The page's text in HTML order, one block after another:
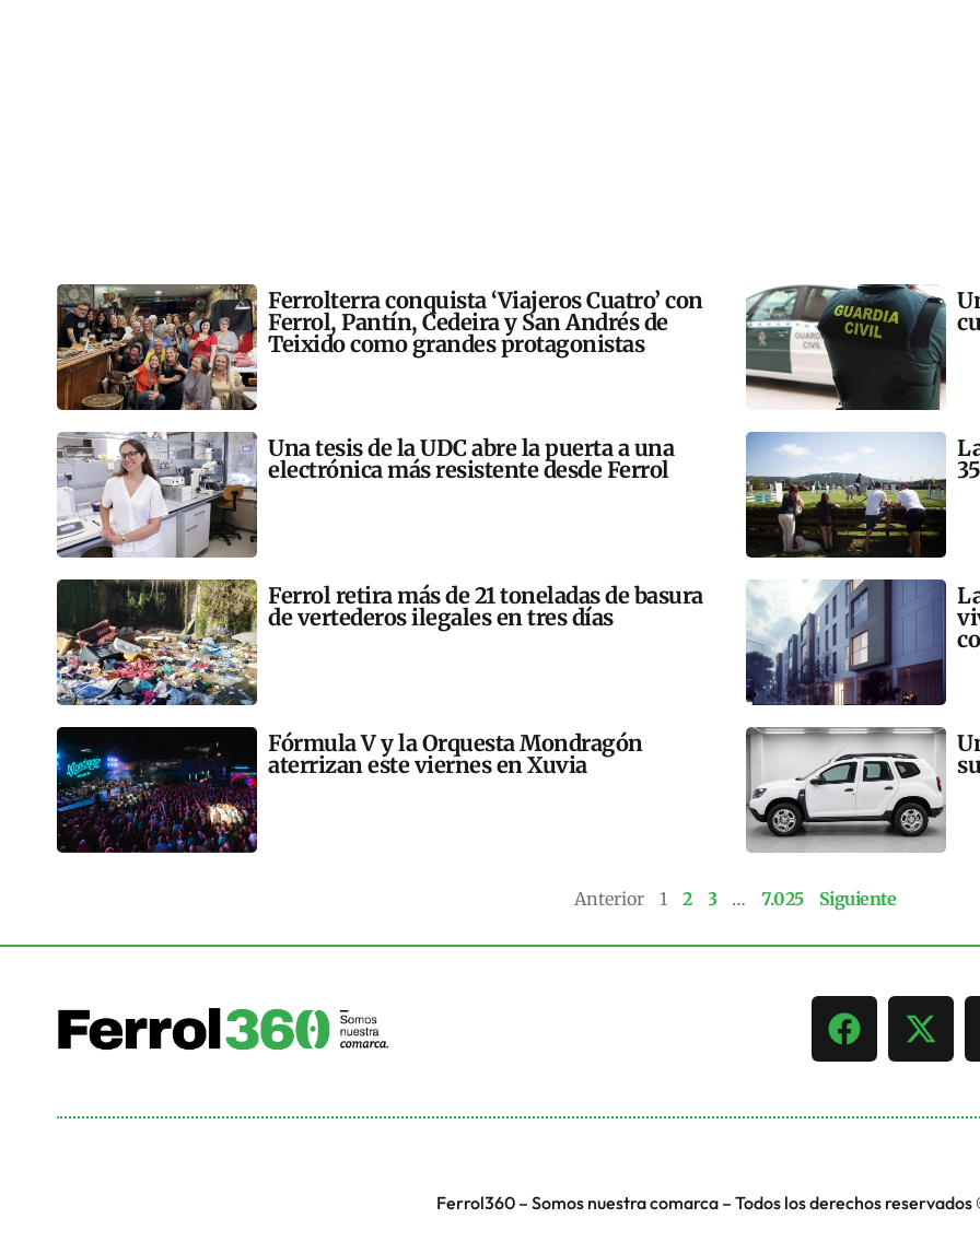
Ferrolterra conquista ‘Viajeros Cuatro’ con
Ferrol, Pantín, Cedeira y San Andrés de
Teixido como grandes protagonistas
Una tesis de la UDC abre la puerta a una
electrónica más resistente desde Ferrol
Ferrol retira más de 21 toneladas de basura
de vertederos ilegales en tres días
Fórmula V y la Orquesta Mondragón
aterrizan este viernes en Xuvia
Anterior 1 2 3 … 7.025 Siguiente
Ferrol360 – Somos nuestra comarca – Todos los derechos